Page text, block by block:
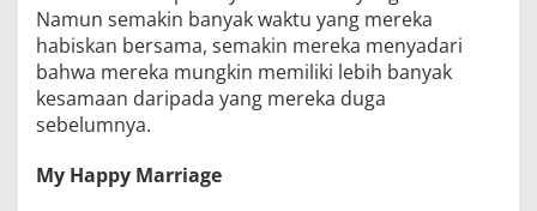
Namun semakin banyak waktu yang mereka
habiskan bersama, semakin mereka menyadari
bahwa mereka mungkin memiliki lebih banyak
kesamaan daripada yang mereka duga
sebelumnya.
My Happy Marriage